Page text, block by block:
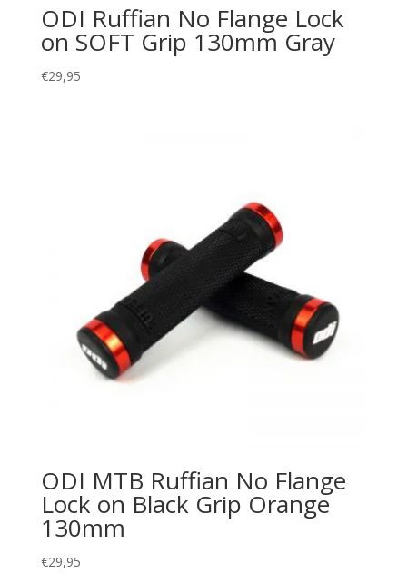
ODI Ruffian No Flange Lock
on SOFT Grip 130mm Gray
€29,95
ODI MTB Ruffian No Flange
Lock on Black Grip Orange
130mm
€29,95